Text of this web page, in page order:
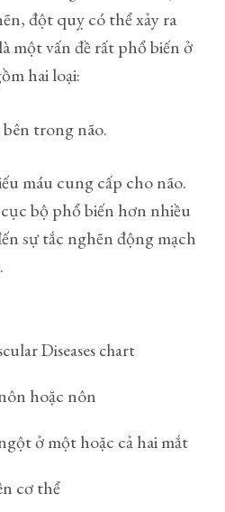
đột quỵ có thể xảy ra
một vấn đề rất phổ biến ở
hai loại:
trong não.
máu cung cấp cho não.
bộ phổ biến hơn nhiều
sự tắc nghẽn động mạch
hoặc nôn
ở một hoặc cả hai mắt
cơ thể